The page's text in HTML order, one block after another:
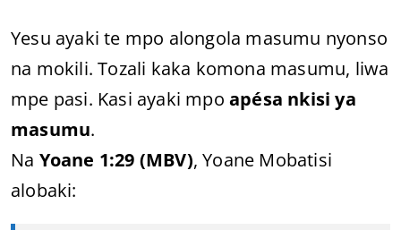
Yesu ayaki te mpo alongola masumu nyonso
na mokili. Tozali kaka komona masumu, liwa
mpe pasi. Kasi ayaki mpo apésa nkisi ya
masumu.
Na Yoane 1:29 (MBV), Yoane Mobatisi
alobaki: